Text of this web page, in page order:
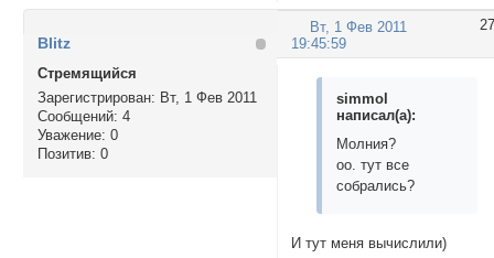
27
Вт, 1 Фев 2011
19:45:59
Blitz
Стремящийся
Зарегистрирован: Вт, 1 Фев 2011
Сообщений: 4
Уважение: 0
Позитив: 0
simmol
написал(а):
Молния?
оо. тут все
собрались?
И тут меня вычислили)